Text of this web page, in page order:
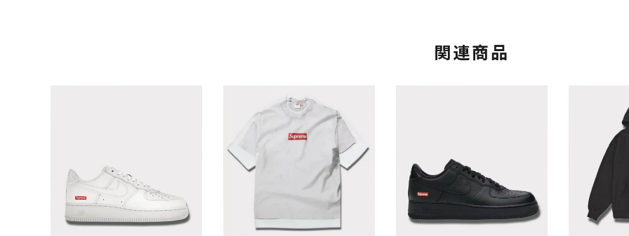
キーワードから探す
search
カテゴリーから探す コラボレーションブ
関連商品